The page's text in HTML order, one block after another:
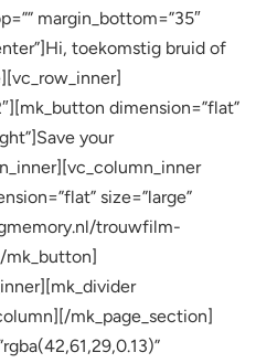
margin_bottom=”35″
toekomstig bruid of
dimension=”flat”
your
size=”large”
trouwfilm-
mk_button]
mk_page_section]